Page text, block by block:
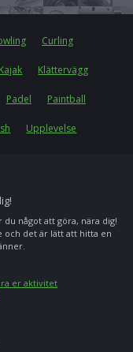
Curling
Klättervägg
Padel Paintball
Upplevelse
något att göra, nära dig!
och det är lätt att hitta en
er aktivitet